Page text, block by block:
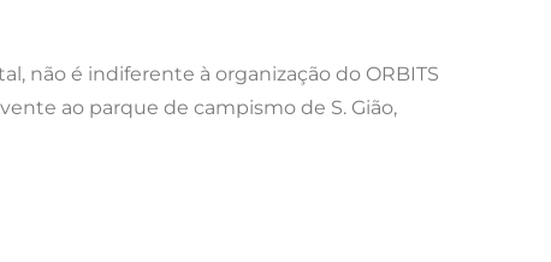
não é indiferente à organização do ORBITS
ao parque de campismo de S. Gião,